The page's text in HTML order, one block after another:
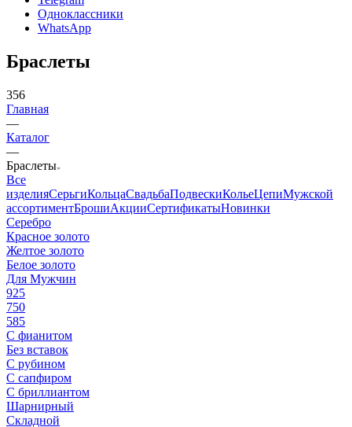
Одноклассники
WhatsApp
Браслеты
356
Главная
—
Каталог
—
Браслеты
Все
изделияСерьгиКольцаСвадьбаПодвескиКольеЦепиМужской
ассортиментБрошиАкцииСертификатыНовинки
Серебро
Красное золото
Желтое золото
Белое золото
Для Мужчин
925
750
585
С фианитом
Без вставок
С рубином
С сапфиром
С бриллиантом
Шарнирный
Складной